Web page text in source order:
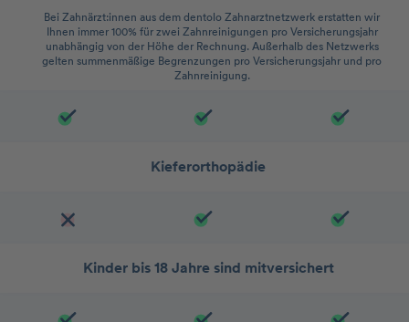
Bei Zahnärzt:innen aus dem dentolo Zahnarztnetzwerk erstatten wir
Ihnen immer 100% für zwei Zahnreinigungen pro Versicherungsjahr
unabhängig von der Höhe der Rechnung. Außerhalb des Netzwerks
gelten summenmäßige Begrenzungen pro Versicherungsjahr und pro
Zahnreinigung.
Kieferorthopädie
Kinder bis 18 Jahre sind mitversichert